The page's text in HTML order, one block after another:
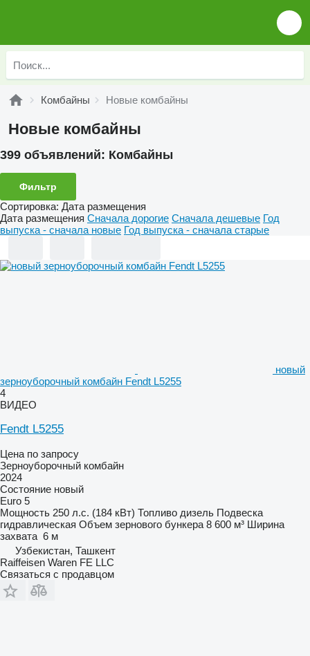
Комбайны Новые комбайны
Новые комбайны
399 объявлений: Комбайны
Фильтр
Сортировка: Дата размещения
Дата размещения Сначала дорогие Сначала дешевые Год
выпуска - сначала новые Год выпуска - сначала старые
новый
зерноуборочный комбайн Fendt L5255
4
ВИДЕО
Fendt L5255
Цена по запросу
Зерноуборочный комбайн
2024
Состояние новый
Euro 5
Мощность 250 л.с. (184 кВт) Топливо дизель Подвеска
гидравлическая Объем зернового бункера 8 600 м³ Ширина
захвата 6 м
Узбекистан, Ташкент
Raiffeisen Waren FE LLC
Связаться с продавцом